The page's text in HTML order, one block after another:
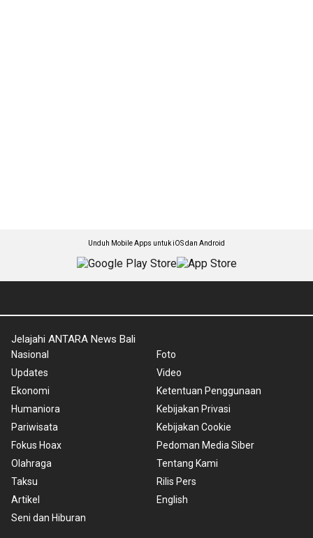
Unduh Mobile Apps untuk iOS dan Android
Jelajahi ANTARA News Bali
Nasional
Updates
Ekonomi
Humaniora
Pariwisata
Fokus Hoax
Olahraga
Taksu
Artikel
Seni dan Hiburan
Foto
Video
Ketentuan Penggunaan
Kebijakan Privasi
Kebijakan Cookie
Pedoman Media Siber
Tentang Kami
Rilis Pers
English